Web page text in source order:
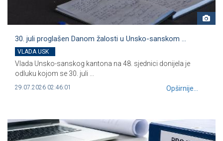
30. juli proglašen Danom žalosti u Unsko-sanskom ...
VLADA USK
Vlada Unsko-sanskog kantona na 48. sjednici donijela je
odluku kojom se 30. juli ...
29.07.2026 02:46:01 Opširnije...